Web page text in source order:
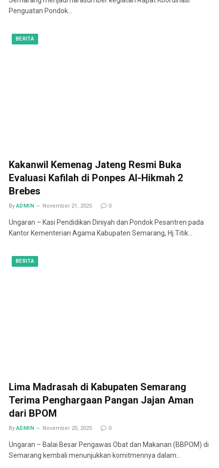
Penguatan Pondok…
BERITA
Kakanwil Kemenag Jateng Resmi Buka
Evaluasi Kafilah di Ponpes Al-Hikmah 2
Brebes
By ADMIN November 21, 2025 0
Ungaran – Kasi Pendidikan Diniyah dan Pondok Pesantren pada
Kantor Kementerian Agama Kabupaten Semarang, Hj.Titik…
BERITA
Lima Madrasah di Kabupaten Semarang
Terima Penghargaan Pangan Jajan Aman
dari BPOM
By ADMIN November 20, 2025 0
Ungaran – Balai Besar Pengawas Obat dan Makanan (BBPOM) di
Semarang kembali menunjukkan komitmennya dalam…